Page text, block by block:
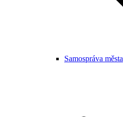
Samospráva města